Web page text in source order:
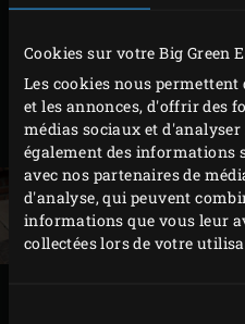
Cookies sur votre Big Green
Les cookies nous
et les annonces, d'offrir des
médias sociaux et
également des informations
avec nos partenaires de
d'analyse, qui peuvent
informations que vous leur
collectées lors de votre
piment, en gros
purée dans un robot
morceaux de lard très
couvrez-les et
heure au réfrigérateur.